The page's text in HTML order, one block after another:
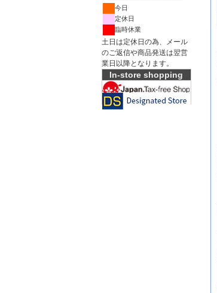
今日
定休日
臨時休業
土日は定休日の為、メール
のご返信や商品発送は翌営
業日以降となります。
In-store shopping